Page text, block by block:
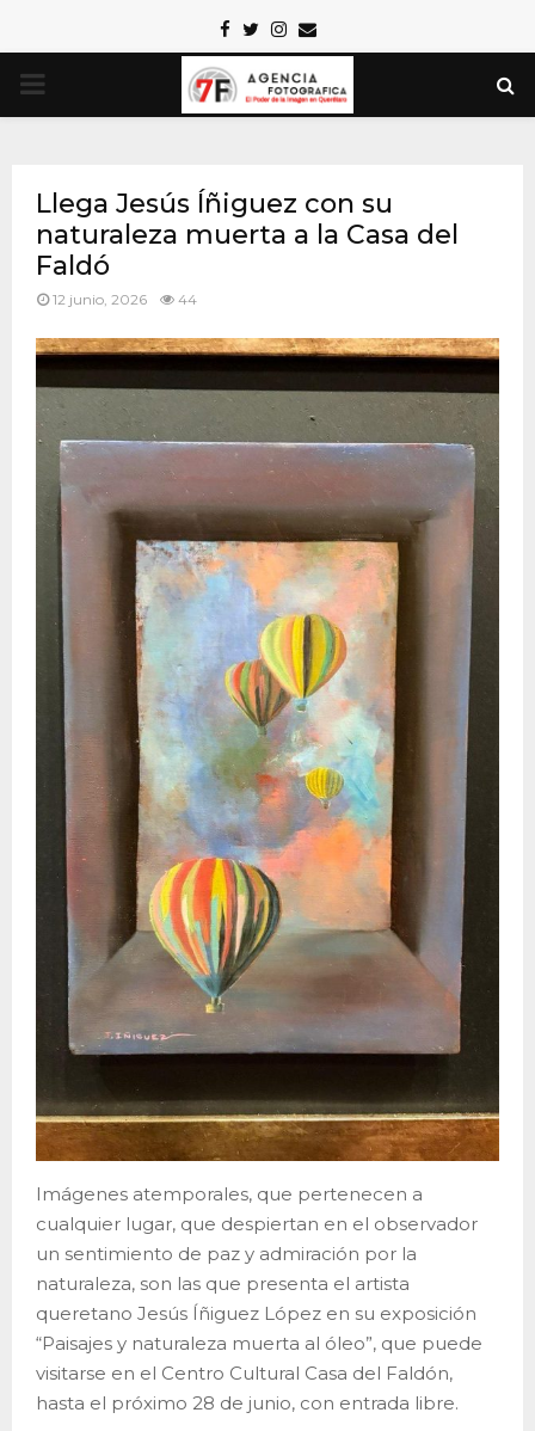
Facebook
TwitterInstagram
Email
PRIMARY
Llega Jesús Íñiguez con su
naturaleza muerta a la Casa del
Faldó
12 junio, 2026 44
Imágenes atemporales, que pertenecen a
cualquier lugar, que despiertan en el observador
un sentimiento de paz y admiración por la
naturaleza, son las que presenta el artista
queretano Jesús Íñiguez López en su exposición
“Paisajes y naturaleza muerta al óleo”, que puede
visitarse en el Centro Cultural Casa del Faldón,
hasta el próximo 28 de junio, con entrada libre.